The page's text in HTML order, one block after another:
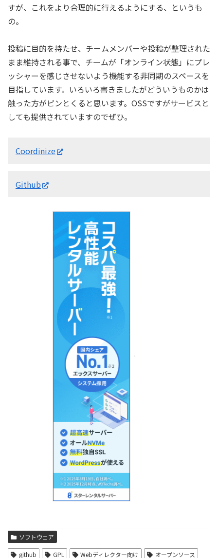
すが、これをより合理的に行えるようにする、というも
の。
投稿に目的を持たせ、チームメンバーや投稿が整理された
まま維持される事で、チームが「オンライン状態」にプレ
ッシャーを感じさせないよう機能する非同期のスペースを
目指しています。いろいろ書きましたがどういうものかは
触った方がピンとくると思います。OSSですがサービスと
しても提供されていますのでぜひ。
Coordinize
Github
ソフトウェア
github GPL Webディレクター向け オープンソース